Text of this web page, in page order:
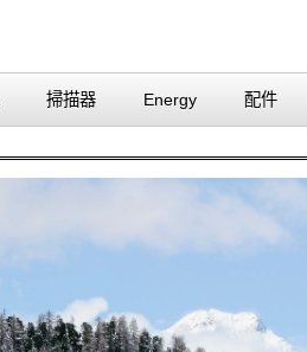
掃描器 Energy 配件